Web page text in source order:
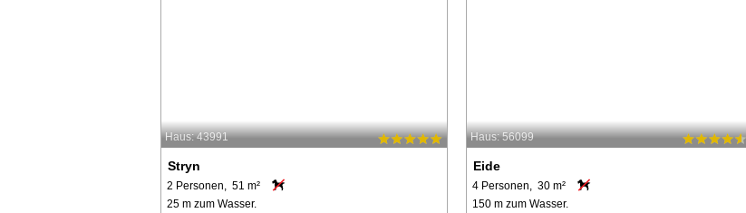
Haus: 43991
Stryn
2 Personen, 51 m²
25 m zum Wasser.
Haus: 56099
Eide
4 Personen, 30 m²
150 m zum Wasser.